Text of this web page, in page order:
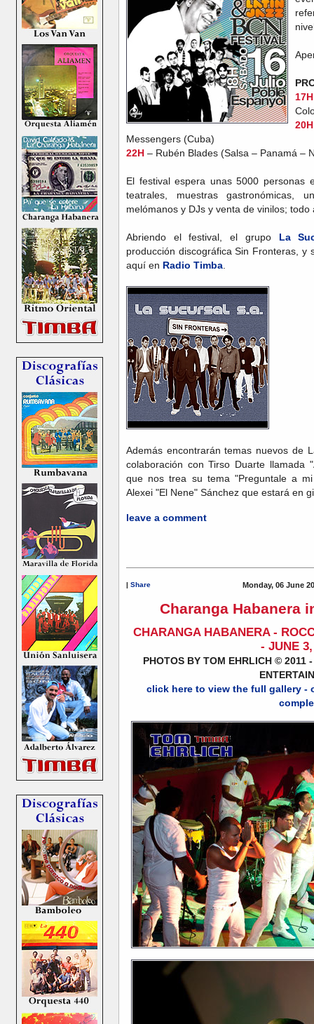
17H
20H
Messengers (Cuba)
22H – Rubén Blades (Salsa – Panamá –
El festival espera unas 5000 personas
teatrales, muestras gastronómicas,
melómanos y DJs y venta de vinilos;
Abriendo el festival, el grupo La
producción discográfica Sin Fronteras, y
aquí en Radio Timba
Además encontrarán temas nuevos de
colaboración con Tirso Duarte llamada
que nos trea su tema "Preguntale a
Alexei "El Nene" Sánchez que estará en
leave a comment
| Share Monday, 06 June
Charanga Habanera
CHARANGA HABANERA -
- JUNE
PHOTOS BY TOM EHRLICH © 2011
click here to view the full gallery -